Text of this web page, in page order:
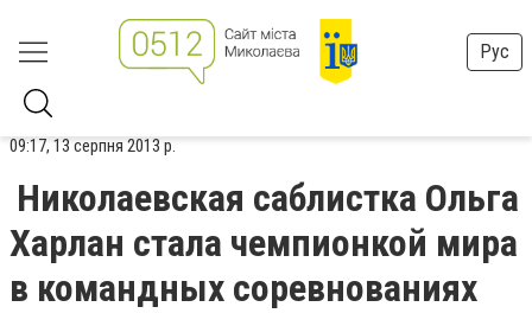
Рус
09:17, 13 серпня 2013 р.
Николаевская саблистка Ольга
Харлан стала чемпионкой мира
в командных соревнованиях